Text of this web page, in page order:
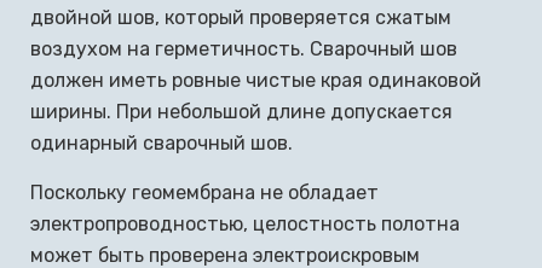
двойной шов, который проверяется сжатым
воздухом на герметичность. Сварочный шов
должен иметь ровные чистые края одинаковой
ширины. При небольшой длине допускается
одинарный сварочный шов.
Поскольку геомембрана не обладает
электропроводностью, целостность полотна
может быть проверена электроискровым